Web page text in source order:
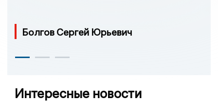
Болгов Сергей Юрьевич
Интересные новости